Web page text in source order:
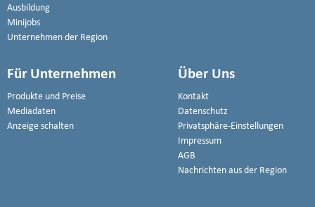
Ausbildung
Minijobs
Unternehmen der Region
Für Unternehmen
Produkte und Preise
Mediadaten
Anzeige schalten
Über Uns
Kontakt
Datenschutz
Privatsphäre-Einstellungen
Impressum
AGB
Nachrichten aus der Region